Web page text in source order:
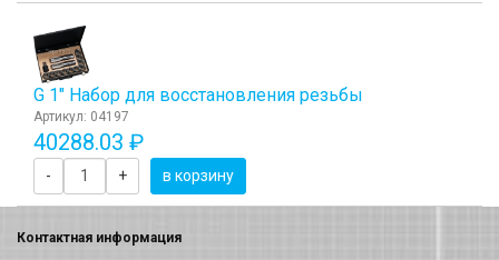
G 1" Набор для восстановления резьбы
Артикул: 04197
40288.03 ₽
- + в корзину
Контактная информация